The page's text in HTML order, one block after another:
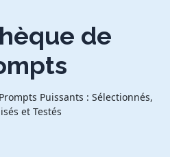
de
Puissants : Sélectionnés,
et Testés